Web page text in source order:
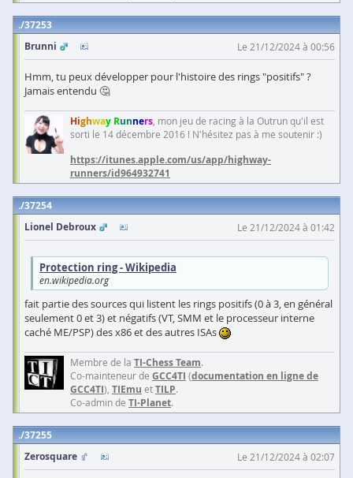
37253
Brunni
Le 21/12/2024 à 00:56
Hmm, tu peux développer pour l'histoire des rings "positifs" ?
Jamais entendu 🤔
Highway Runners , mon jeu de racing à la Outrun qu'il est
sorti le 14 décembre 2016 ! N'hésitez pas à me soutenir :)
https://itunes.apple.com/us/app/highway-
runners/id964932741
37254
Lionel Debroux
Le 21/12/2024 à 01:42
Protection ring - Wikipedia
en.wikipedia.org
fait partie des sources qui listent les rings positifs (0 à 3, en général
seulement 0 et 3) et négatifs (VT, SMM et le processeur interne
caché ME/PSP) des x86 et des autres ISAs
Membre de la TI-Chess Team.
Co-mainteneur de GCC4TI (documentation en ligne de
GCC4TI), TIEmu etTILP.
Co-admin de TI-Planet.
37255
Zerosquare
Le 21/12/2024 à 02:07